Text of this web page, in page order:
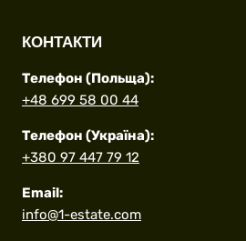
КОНТАКТИ
Телефон (Польща):
+48 699 58 00 44
Телефон (Україна):
+380 97 447 79 12
Email:
info@1-estate.com